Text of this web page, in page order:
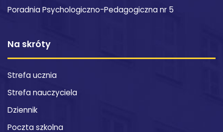
Poradnia Psychologiczno-Pedagogiczna nr 5
Na skróty
Strefa ucznia
Strefa nauczyciela
Dziennik
Poczta szkolna